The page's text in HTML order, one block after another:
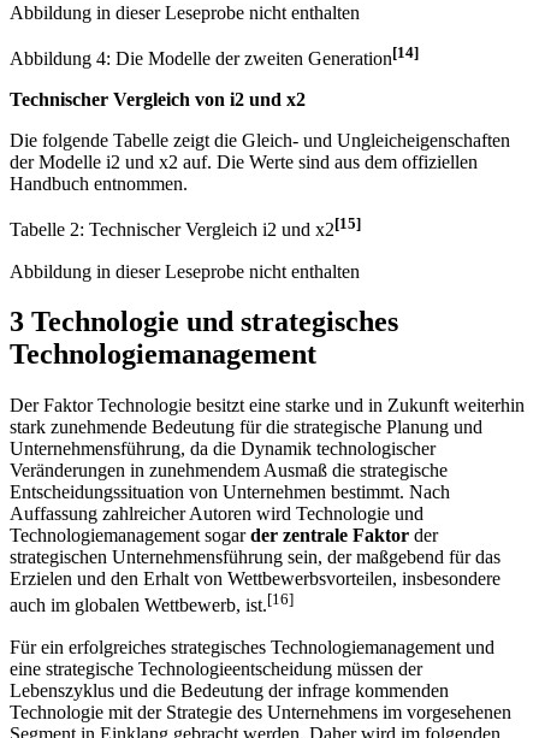
Golfballhalterung ausgestattet.[13]
Abbildung in dieser Leseprobe nicht enthalten
Abbildung 4: Die Modelle der zweiten Generation
Technischer Vergleich von i2 und x2
Die folgende Tabelle zeigt die Gleich- und Ungleicheigenschaften
Handbuch entnommen.
Tabelle 2: Technischer Vergleich i2 und x2[15]
Abbildung in dieser Leseprobe nicht enthalten
3 Technologie und strategisches
Technologiemanagement
Der Faktor Technologie besitzt eine starke und in Zukunft weiterhin
stark zunehmende Bedeutung für die strategische Planung und
Unternehmensführung, da die Dynamik technologischer
Veränderungen in zunehmendem Ausmaß die strategische
Entscheidungssituation von Unternehmen bestimmt. Nach
Auffassung zahlreicher Autoren wird Technologie und
Technologiemanagement sogarder zentrale Faktorder
strategischen Unternehmensführung sein, der maßgebend für das
Erzielen und den Erhalt von Wettbewerbsvorteilen, insbesondere
auch im globalen Wettbewerb, ist. [16]
Für ein erfolgreiches strategisches Technologiemanagement und
eine strategische Technologieentscheidung müssen der
Lebenszyklus und die Bedeutung der infrage kommenden